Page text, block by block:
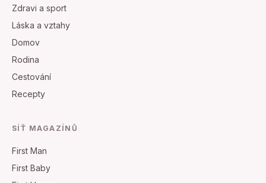
Zdravi a sport
Láska a vztahy
Domov
Rodina
Cestování
Recepty
SÍŤ MAGAZÍNŮ
First Man
First Baby